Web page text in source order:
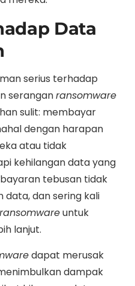
Data
serius terhadap
seranganransomware
sulit: membayar
dengan harapan
atau tidak
kehilangan data yang
tebusan tidak
data, dan sering kali
ransomwareuntuk
lanjut.
dapat merusak
dampak